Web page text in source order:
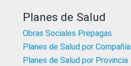
Planes de Salud
Obras Sociales Prepagas
Planes de Salud por Compañía
Planes de Salud por Provincia